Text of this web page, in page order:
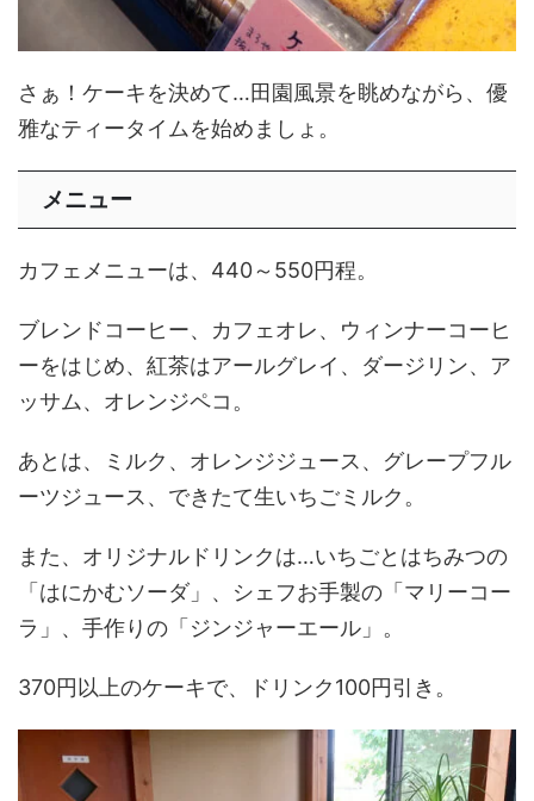
さぁ！ケーキを決めて…田園風景を眺めながら、優
雅なティータイムを始めましょ。
メニュー
カフェメニューは、440～550円程。
ブレンドコーヒー、カフェオレ、ウィンナーコーヒ
ーをはじめ、紅茶はアールグレイ、ダージリン、ア
ッサム、オレンジペコ。
あとは、ミルク、オレンジジュース、グレープフル
ーツジュース、できたて生いちごミルク。
また、オリジナルドリンクは…いちごとはちみつの
「はにかむソーダ」、シェフお手製の「マリーコー
ラ」、手作りの「ジンジャーエール」。
370円以上のケーキで、ドリンク100円引き。